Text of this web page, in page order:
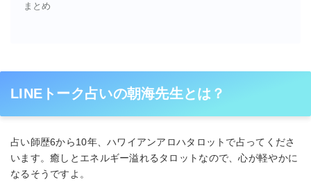
まとめ
LINEトーク占いの朝海先生とは？
占い師歴6から10年、ハワイアンアロハタロットで占ってくださ
います。癒しとエネルギー溢れるタロットなので、心が軽やかに
なるそうですよ。